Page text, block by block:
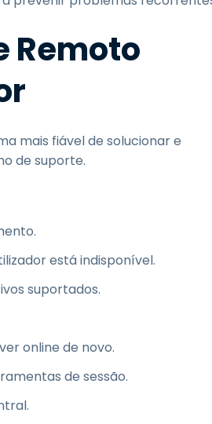
Remoto
mais fiável de solucionar e
de suporte.
está indisponível.
suportados.
online de novo.
de sessão.